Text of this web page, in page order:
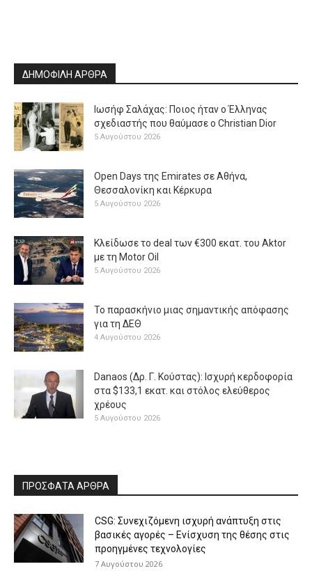
ΔΗΜΟΦΙΛΗ ΑΡΘΡΑ
Ιωσήφ Σαλάχας: Ποιος ήταν ο Έλληνας
σχεδιαστής που θαύμασε ο Christian Dior
5 Αυγούστου 2026
Open Days της Emirates σε Αθήνα,
Θεσσαλονίκη και Κέρκυρα
5 Αυγούστου 2026
Κλείδωσε το deal των €300 εκατ. του Aktor
με τη Μotor Oil
5 Αυγούστου 2026
Το παρασκήνιο μιας σημαντικής απόφασης
για τη ΔΕΘ
4 Αυγούστου 2026
Danaos (Δρ. Γ. Κούστας): Ισχυρή κερδοφορία
στα $133,1 εκατ. και στόλος ελεύθερος
χρέους
5 Αυγούστου 2026
ΠΡΟΣΦΑΤΑ ΑΡΘΡΑ
CSG: Συνεχιζόμενη ισχυρή ανάπτυξη στις
βασικές αγορές – Ενίσχυση της θέσης στις
προηγμένες τεχνολογίες
7 Αυγούστου 2026